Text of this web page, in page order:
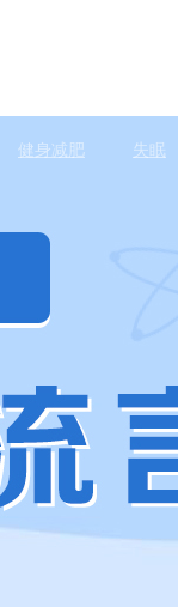
健身减肥 失眠